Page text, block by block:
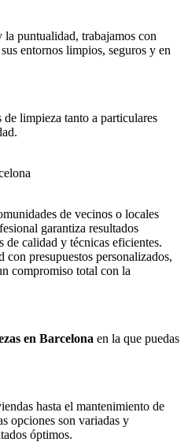
puntualidad, trabajamos con
entornos limpios, seguros y en
limpieza tanto a particulares
de vecinos o locales
garantiza resultados
calidad y técnicas eficientes.
con presupuestos personalizados,
compromiso total con la
en Barcelona en la que puedas
hasta el mantenimiento de
opciones son variadas y
óptimos.